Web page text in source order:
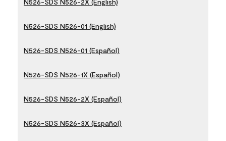
N526-SDS N526-2X (English)
N526-SDS N526-01 (English)
N526-SDS N526-01 (Español)
N526-SDS N526-1X (Español)
N526-SDS N526-2X (Español)
N526-SDS N526-3X (Español)